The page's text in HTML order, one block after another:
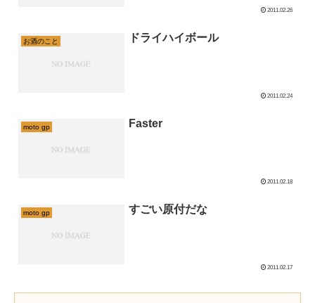
2011.02.26
お酒のこと ドライハイボール
2011.02.24
moto gp Faster
2011.02.18
moto gp すごい原付だな
2011.02.17